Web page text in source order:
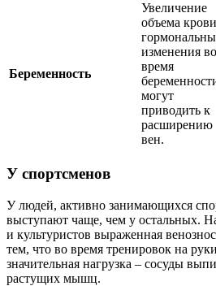
Беременность
Увеличение
объема
изменения во
время
могут
приводить к
расширению
вен.
У спортсменов
У людей, активно занимающихся
выступают чаще, чем у остальных.
и культуристов выраженная
тем, что во время тренировок на
значительная нагрузка – сосуды
растущих мышц.